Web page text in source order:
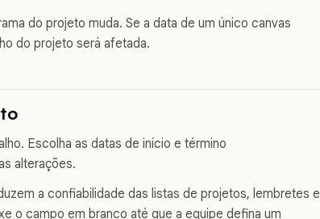
do projeto muda. Se a data de um único canvas
do projeto será afetada.
Escolha as datas de início e término
alterações.
a confiabilidade das listas de projetos, lembretes e
o campo em branco até que a equipe defina um